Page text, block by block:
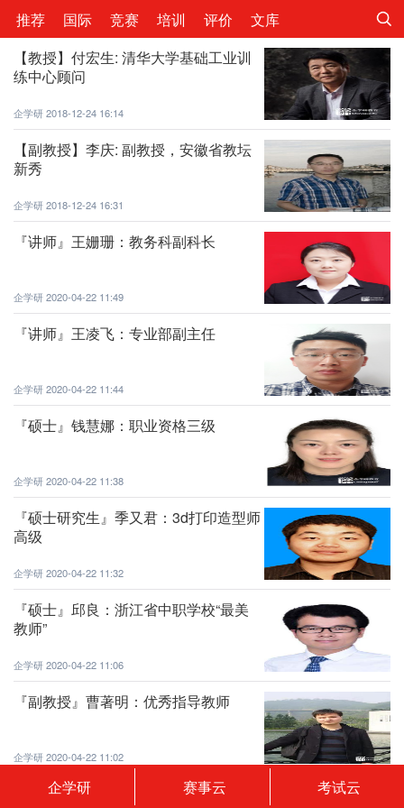
推荐 国际 竞赛 培训 评价
文库
【教授】付宏生: 清华大学基础工业训
练中心顾问
企学研2018-12-24 16:14
【副教授】李庆: 副教授，安徽省教坛
新秀
企学研2018-12-24 16:31
『讲师』王姗珊：教务科副科长
企学研2020-04-22 11:49
『讲师』王凌飞：专业部副主任
企学研2020-04-22 11:44
『硕士』钱慧娜：职业资格三级
企学研2020-04-22 11:38
『硕士研究生』季又君：3d打印造型师
高级
企学研2020-04-22 11:32
『硕士』邱良：浙江省中职学校“最美
教师”
企学研2020-04-22 11:06
『副教授』曹著明：优秀指导教师
企学研2020-04-22 11:02
『教授/博士』王宏：创新创业导师
企学研 赛事云 考试云